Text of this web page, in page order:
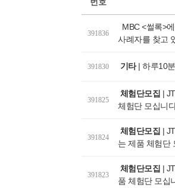
391836
MBC <썰록>
사례자를 찾고
391830 기타| 하루10
391825
체험단모집 |
체험단 모십니
391824
체험단모집 |
는 제품 체험단
391823
체험단모집 |
품 체험단 모십